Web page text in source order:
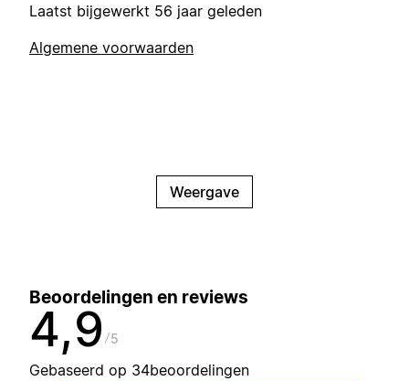
Laatst bijgewerkt 56 jaar geleden
Algemene voorwaarden
Weergave
Beoordelingen en reviews
4,9 5
Gebaseerd op 34beoordelingen